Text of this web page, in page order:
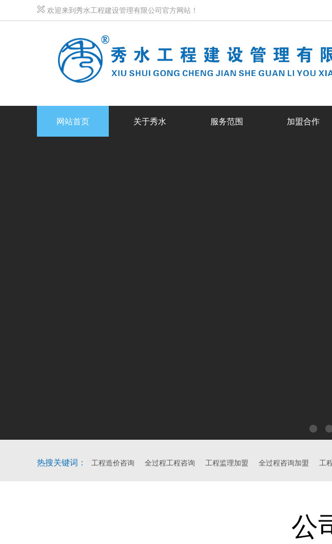
欢迎来到秀水工程建设管理有限公司官方网站！
网站首页 关于秀水 服务范围 加盟合作
热搜关键词： 工程造价咨询 全过程工程咨询 工程监理加盟 全过程咨询加盟 工
公